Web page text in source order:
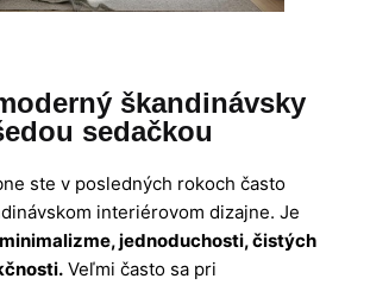
škandinávsky
sedačkou
ste v posledných rokoch často
interiérovom dizajne. Je
jednoduchosti, čistých
Veľmi často sa pri